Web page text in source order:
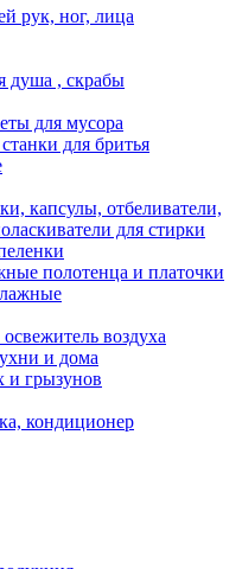
рук, ног, лица
душа , скрабы
для мусора
для бритья
капсулы, отбеливатели,
для стирки
полотенца и платочки
воздуха
и дома
и грызунов
кондиционер